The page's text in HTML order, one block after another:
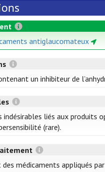
antiglaucomateux
un inhibiteur de
liés aux produits
(rare).
des médicaments appliqués